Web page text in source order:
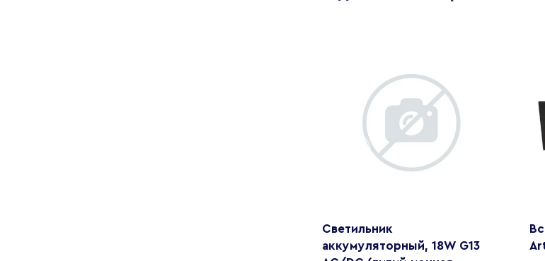
Светильник
аккумуляторный, 18W G13